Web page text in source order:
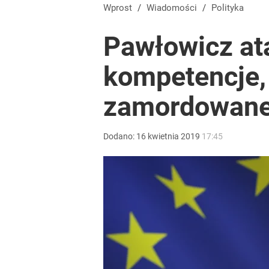
Stanowski na obchodach rocznicy Nawrockiego.
Moskwa znów wygraża Polsce i atakuje
Tego sondażu premier nie może zlekceważyć.
Wprost / Wiadomości / Polityka
Pawłowicz
Dodano: 16 kwietnia 2019 17:45